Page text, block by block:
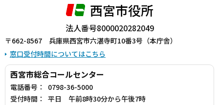
西宮市役所
法人番号8000020282049
〒662-8567 兵庫県西宮市六湛寺町10番3号（本庁舎）
窓口受付時間についてはこちら
西宮市総合コールセンター
電話番号：
0798-36-5000
受付時間：
平日 午前8時30分から午後7時